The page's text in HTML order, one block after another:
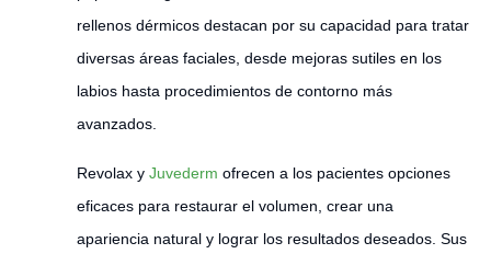
rellenos dérmicos destacan por su capacidad para tratar
diversas áreas faciales, desde mejoras sutiles en los
labios hasta procedimientos de contorno más
avanzados.
Revolax y Juvederm ofrecen a los pacientes opciones
eficaces para restaurar el volumen, crear una
apariencia natural y lograr los resultados deseados. Sus